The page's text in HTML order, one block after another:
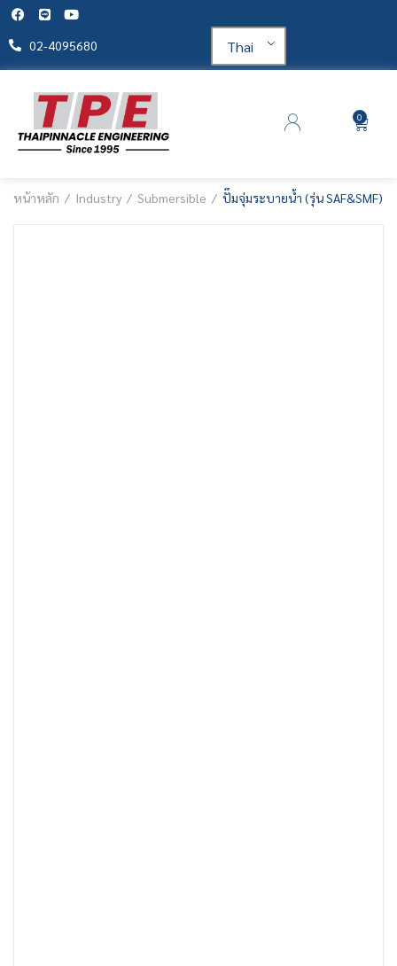
02-4095680 Thai
0
หน้าหลัก Industry Submersible ปั๊มจุ่มระบายน้ำ (รุ่น SAF&SMF)